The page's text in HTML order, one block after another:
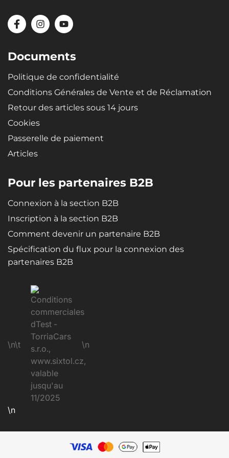
Matériau recyclable, très résistant et de qualité - le caoutchouc
microporeux SBR confère aux bacs une élasticité extrême,
Documents
Politique de confidentialité
Conditions Générales de Vente et de Réclamation
Retour des articles sous 14 jours
Cookies
Passerelle de paiement
Articles
Pour les partenaires B2B
Connexion à la section B2B
Inscription à la section B2B
Comment devenir un partenaire B2B
Spécification du flux pour la connexion des
partenaires B2B
\n\t \n
\n